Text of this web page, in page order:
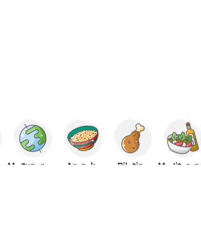
Arapska Piletina